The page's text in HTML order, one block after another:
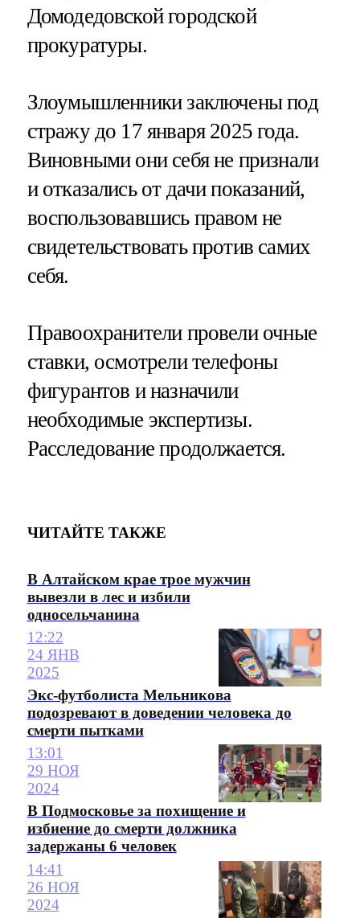
Домодедовской городской
прокуратуры.
Злоумышленники заключены под
стражу до 17 января 2025 года.
Виновными они себя не признали
и отказались от дачи показаний,
воспользовавшись правом не
свидетельствовать против самих
себя.
Правоохранители провели очные
ставки, осмотрели телефоны
фигурантов и назначили
необходимые экспертизы.
Расследование продолжается.
ЧИТАЙТЕ ТАКЖЕ
В Алтайском крае трое мужчин
вывезли в лес и избили
односельчанина
12:22
24 ЯНВ
2025
Экс-футболиста Мельникова
подозревают в доведении человека до
смерти пытками
13:01
29 НОЯ
2024
В Подмосковье за похищение и
избиение до смерти должника
задержаны 6 человек
14:41
26 НОЯ
2024